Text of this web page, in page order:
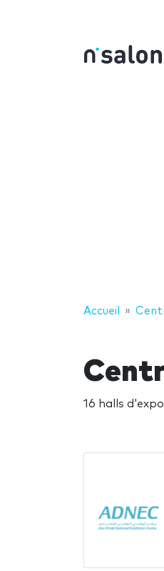
Accueil
16 halls